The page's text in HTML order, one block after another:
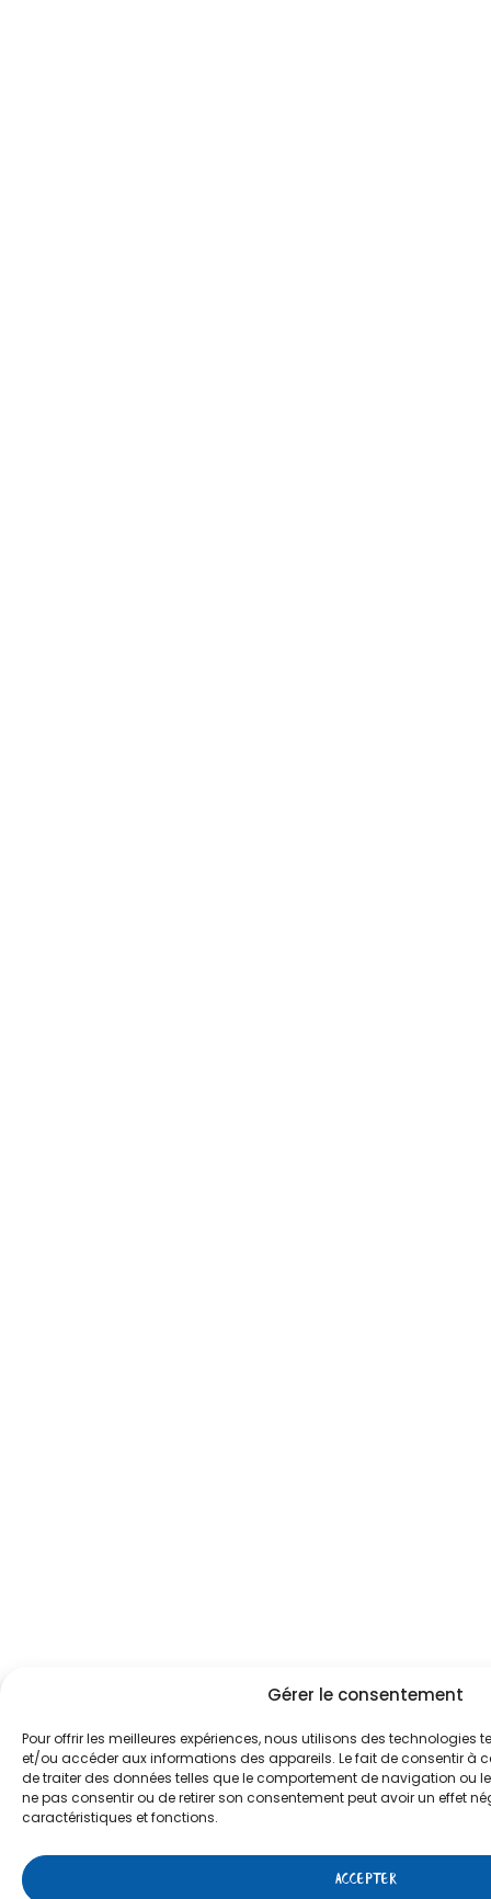
Gérer le consentement
Pour offrir les meilleures expériences, nous utilisons des technologies
et/ou accéder aux informations des appareils. Le fait de consentir à
de traiter des données telles que le comportement de navigation ou
ne pas consentir ou de retirer son consentement peut avoir un effet
caractéristiques et fonctions.
ACCEPTER